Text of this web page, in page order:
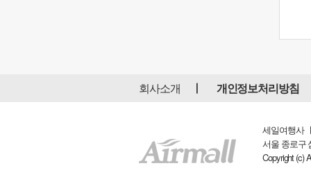
회사소개 개인정보처리방침
세일여행사
서울 종로구
Copyright (c)